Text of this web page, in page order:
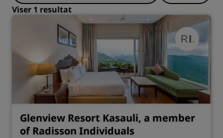
Viser 1 resultat
Glenview Resort Kasauli, a member
of Radisson Individuals